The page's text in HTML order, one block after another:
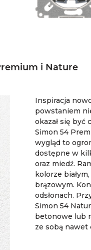
i Nature
Inspiracja
powstaniem
okazał się
Simon 54
wygląd to
dostępne w
oraz miedź.
kolorze
brązowym.
odsłonach.
Simon 54
betonowe lub
ze sobą nawet